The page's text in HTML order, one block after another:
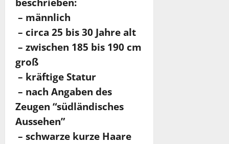
– männlich
– circa 25 bis 30 Jahre alt
– zwischen 185 bis 190 cm
groß
– kräftige Statur
– nach Angaben des
Zeugen “südländisches
Aussehen”
– schwarze kurze Haare